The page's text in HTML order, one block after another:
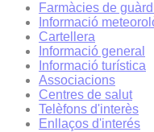
Farmàcies de
Informació
Cartellera
Informació general
Informació turística
Associacions
Centres de salut
Telèfons d'interès
Enllaços d'interés